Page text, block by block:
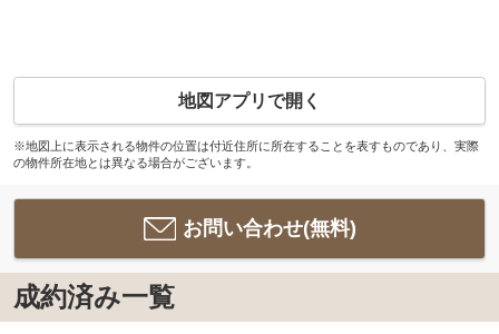
地図アプリで開く
※地図上に表示される物件の位置は付近住所に所在することを表すものであり、実際
の物件所在地とは異なる場合がございます。
お問い合わせ(無料)
成約済み一覧